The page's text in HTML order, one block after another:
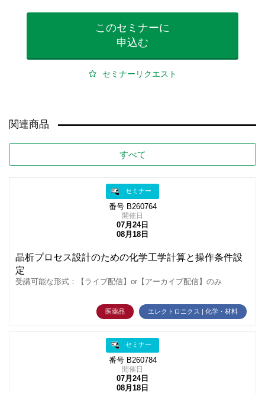
このセミナーに
申込む
セミナーリクエスト
関連商品
すべて
セミナー
番号 B260764
開催日
07月24日
08月18日
晶析プロセス設計のための化学工学計算と操作条件設
定
受講可能な形式：【ライブ配信】or【アーカイブ配信】のみ
医薬品 エレクトロニクス | 化学・材料
セミナー
番号 B260784
開催日
07月24日
08月18日